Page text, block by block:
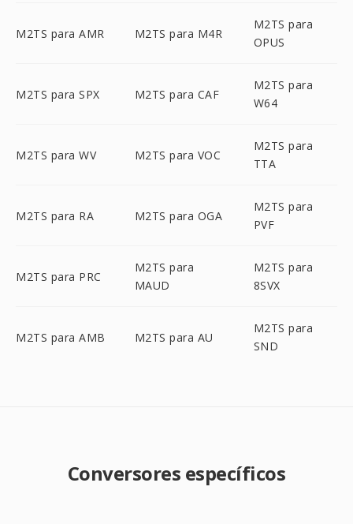
M2TS para AMR M2TS para M4R
M2TS para
OPUS
M2TS para SPX M2TS para CAF
M2TS para
W64
M2TS para WV M2TS para VOC
M2TS para
TTA
M2TS para RA M2TS para OGA
M2TS para
PVF
M2TS para PRC
M2TS para
MAUD
M2TS para
8SVX
M2TS para AMB M2TS para AU
M2TS para
SND
Conversores específicos